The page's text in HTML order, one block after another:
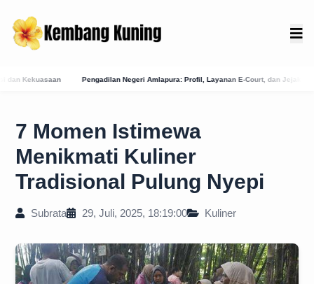
Negeri Amlapura: Profil, Layanan E-Court, dan Jejak Sejarah Peradilan di Karangasem
7 Momen Istimewa
Menikmati Kuliner
Tradisional Pulung Nyepi
Subrata 29, Juli, 2025, 18:19:00 Kuliner